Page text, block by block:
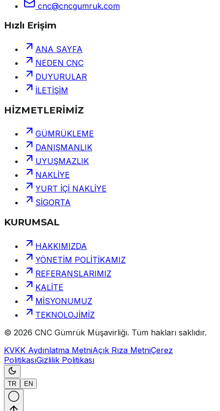
cnc@cncgumruk.com
Hızlı Erişim
ANA SAYFA
NEDEN CNC
DUYURULAR
İLETİŞİM
HİZMETLERİMİZ
GÜMRÜKLEME
DANIŞMANLIK
UYUŞMAZLIK
NAKLİYE
YURT İÇİ NAKLİYE
SİGORTA
KURUMSAL
HAKKIMIZDA
YÖNETİM POLİTİKAMIZ
REFERANSLARIMIZ
KALİTE
MİSYONUMUZ
TEKNOLOJİMİZ
© 2026 CNC Gümrük Müşavirliği. Tüm hakları saklıdır.
KVKK Aydınlatma MetniAçık Rıza MetniÇerez
PolitikasıGizlilik Politikası
TR EN